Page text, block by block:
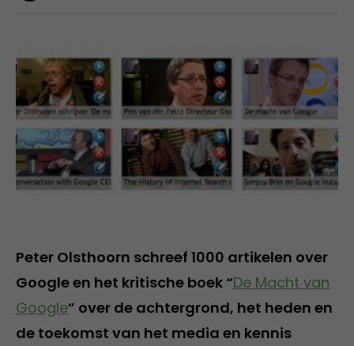
Peter Olsthoorn schreef 1000 artikelen over
Google en het kritische boek “De Macht van
Google” over de achtergrond, het heden en
de toekomst van het media en kennis